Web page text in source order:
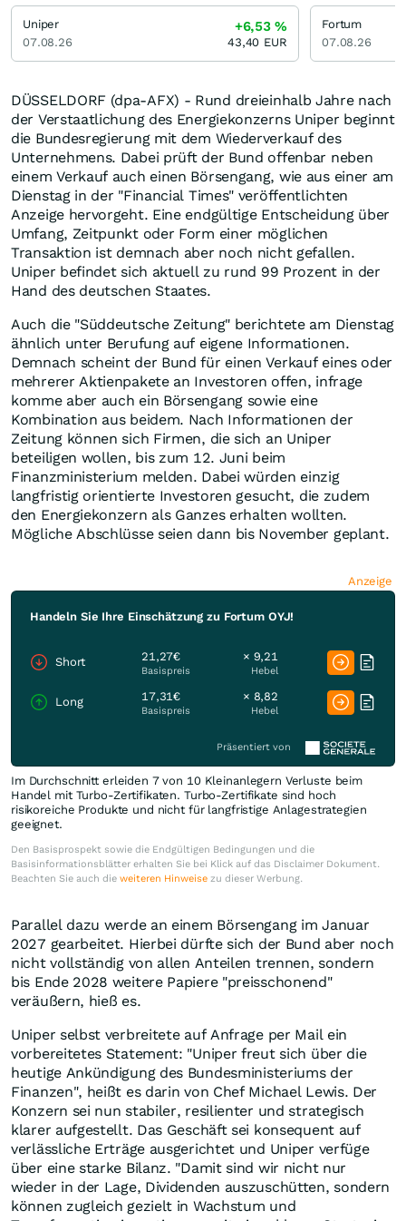
DÜSSELDORF (dpa-AFX) - Rund dreieinhalb Jahre nach
der Verstaatlichung des Energiekonzerns Uniper beginnt
die Bundesregierung mit dem Wiederverkauf des
Unternehmens. Dabei prüft der Bund offenbar neben
einem Verkauf auch einen Börsengang, wie aus einer am
Dienstag in der "Financial Times" veröffentlichten
Anzeige hervorgeht. Eine endgültige Entscheidung über
Umfang, Zeitpunkt oder Form einer möglichen
Transaktion ist demnach aber noch nicht gefallen.
Uniper befindet sich aktuell zu rund 99 Prozent in der
Hand des deutschen Staates.
Auch die "Süddeutsche Zeitung" berichtete am Dienstag
ähnlich unter Berufung auf eigene Informationen.
Demnach scheint der Bund für einen Verkauf eines oder
mehrerer Aktienpakete an Investoren offen, infrage
komme aber auch ein Börsengang sowie eine
Kombination aus beidem. Nach Informationen der
Zeitung können sich Firmen, die sich an Uniper
beteiligen wollen, bis zum 12. Juni beim
Finanzministerium melden. Dabei würden einzig
langfristig orientierte Investoren gesucht, die zudem
den Energiekonzern als Ganzes erhalten wollten.
Mögliche Abschlüsse seien dann bis November geplant.
Anzeige
Handeln Sie Ihre Einschätzung zu Fortum OYJ!
Short 21,27€
Basispreis
× 9,21
Hebel
Long 17,31€
Basispreis
× 8,82
Hebel
Präsentiert von
Im Durchschnitt erleiden 7 von 10 Kleinanlegern Verluste beim
Handel mit Turbo-Zertifikaten. Turbo-Zertifikate sind hoch
risikoreiche Produkte und nicht für langfristige Anlagestrategien
geeignet.
Den Basisprospekt sowie die Endgültigen Bedingungen und die
Basisinformationsblätter erhalten Sie bei Klick auf das Disclaimer Dokument.
Beachten Sie auch die weiteren Hinweise zu dieser Werbung.
Parallel dazu werde an einem Börsengang im Januar
2027 gearbeitet. Hierbei dürfte sich der Bund aber noch
nicht vollständig von allen Anteilen trennen, sondern
bis Ende 2028 weitere Papiere "preisschonend"
veräußern, hieß es.
Uniper selbst verbreitete auf Anfrage per Mail ein
vorbereitetes Statement: "Uniper freut sich über die
heutige Ankündigung des Bundesministeriums der
Finanzen", heißt es darin von Chef Michael Lewis. Der
Konzern sei nun stabiler, resilienter und strategisch
klarer aufgestellt. Das Geschäft sei konsequent auf
verlässliche Erträge ausgerichtet und Uniper verfüge
über eine starke Bilanz. "Damit sind wir nicht nur
wieder in der Lage, Dividenden auszuschütten, sondern
können zugleich gezielt in Wachstum und
Uniper
07.08.26
+6,53%
43,40 EUR
Fortum
07.08.26